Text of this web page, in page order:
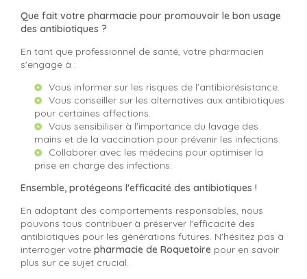
Que fait votre pharmacie pour promouvoir le bon usage
des antibiotiques ?
En tant que professionnel de santé, votre pharmacien
s'engage à :
Vous informer sur les risques de l'antibiorésistance.
Vous conseiller sur les alternatives aux antibiotiques
pour certaines affections.
Vous sensibiliser à l'importance du lavage des
mains et de la vaccination pour prévenir les infections.
Collaborer avec les médecins pour optimiser la
prise en charge des infections.
Ensemble, protégeons l'efficacité des antibiotiques !
En adoptant des comportements responsables, nous
pouvons tous contribuer à préserver l'efficacité des
antibiotiques pour les générations futures. N'hésitez pas à
interroger votre pharmacie de Roquetoire pour en savoir
plus sur ce sujet crucial.